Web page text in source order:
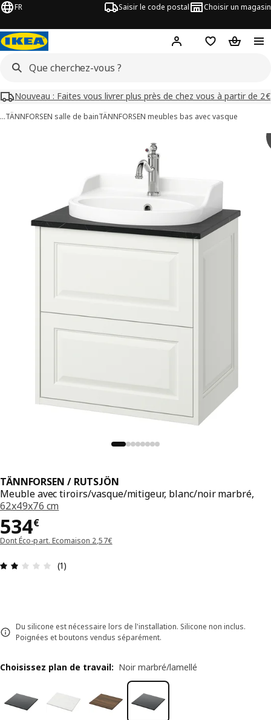
FR Saisir le code postal Choisir un magasin
Mon compteFavorisPanier
Nouveau : Faites vous livrer plus près de chez vous à partir de 2€
…TÄNNFORSEN salle de bainTÄNNFORSEN meubles bas avec vasque
TÄNNFORSEN / RUTSJÖN
Meuble avec tiroirs/vasque/mitigeur, blanc/noir marbré,
62x49x76 cm
534€
Prix 534€
Dont Éco-part. Ecomaison 2,57€
Avis: 2 sur 5 étoiles Nombre total d'avis: 1
(1)
Du silicone est nécessaire lors de l'installation. Silicone non inclus.
Poignées et boutons vendus séparément.
Choisissez plan de travail: Noir marbré/lamellé